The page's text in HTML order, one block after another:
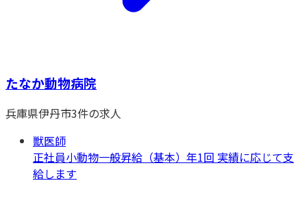
たなか動物病院
兵庫県伊丹市3件の求人
獣医師
正社員小動物一般昇給（基本）年1回 実績に応じて支
給します